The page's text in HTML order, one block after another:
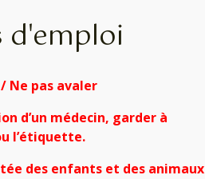
d'emploi
Ne pas avaler
d’un médecin, garder à
l’étiquette.
des enfants et des animaux